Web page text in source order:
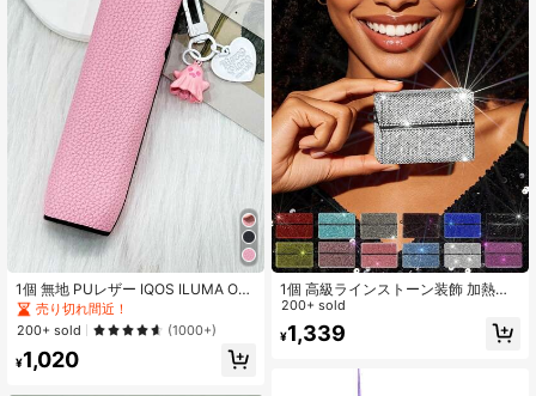
1個 無地 PUレザー IQOS ILUMA ON
E 保護ケース、ランヤード、春夏秋
冬適用、ベイプチャーム、ギフト
売り切れ間近！
200+ sold
(1000+)
¥1,020
1個 高級ラインストーン装飾 加熱式
非燃焼電子タバコカートリッジ収納
ボックス、ペンダントやキーホルダ
ーとしても使用可能。ボックス全体
われており、タバコボックスを贅沢
で優雅にします。友人、家族、大切
200+ sold
¥1,339